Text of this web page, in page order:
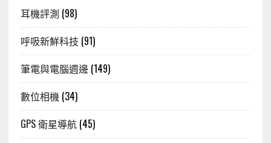
耳機評測 (98)
呼吸新鮮科技 (91)
筆電與電腦週邊 (149)
數位相機 (34)
GPS 衛星導航(45)